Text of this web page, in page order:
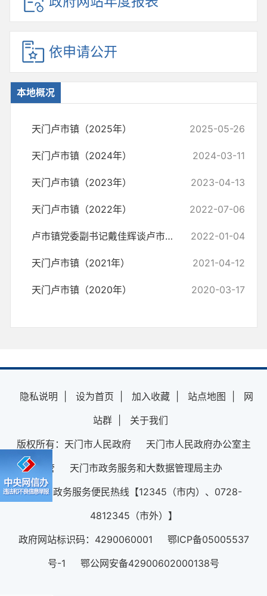
依申请公开
本地概况
天门卢市镇（2025年） 2025-05-26
天门卢市镇（2024年） 2024-03-11
天门卢市镇（2023年） 2023-04-13
天门卢市镇（2022年） 2022-07-06
卢市镇党委副书记戴佳辉谈卢市镇红色文化、红色历史，谈发掘红色资源相... 2022-01-04
天门卢市镇（2021年） 2021-04-12
天门卢市镇（2020年） 2020-03-17
隐私说明 设为首页 加入收藏 站点地图
网
站群
关于我们
版权所有：天门市人民政府 天门市人民政府办公室主
管 天门市政务服务和大数据管理局主办
12345政务服务便民热线【12345（市内）、0728-
4812345（市外）】
政府网站标识码：4290060001 鄂ICP备05005537
号-1 鄂公网安备42900602000138号